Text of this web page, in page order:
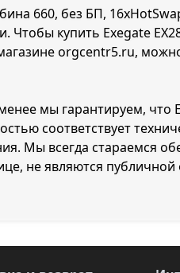
660, без БП,
Чтобы купить Exegate
orgcentr5.ru,
мы гарантируем, что
соответствует
Мы всегда стараемся
не являются